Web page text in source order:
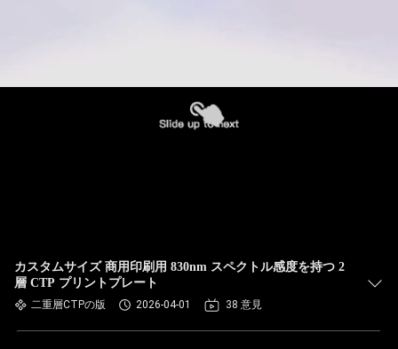
カスタムサイズ 商用印刷用 830nm スペクトル感度を持つ 2
層 CTP プリントプレート
二重層CTPの版 2026-04-01 38 意見